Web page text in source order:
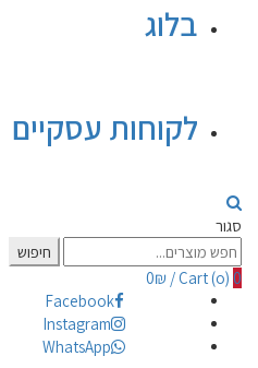
בלוג
לקוחות עסקיים
סגור
Search
for:
חיפוש
Cart (o) 0
/
0₪
Facebook
Instagram
WhatsApp